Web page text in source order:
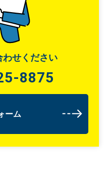
わせください
8875
ーム